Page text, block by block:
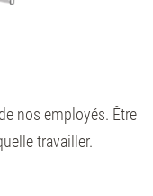
nos employés. Être
travailler.